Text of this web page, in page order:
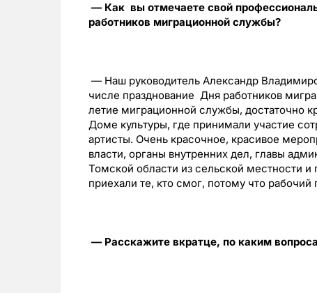
— Как вы отмечаете свой
работников миграционной службы?
— Наш руководитель Александр
числе празднование Дня работников
летие миграционной службы, достаточно
Доме культуры, где принимали участие
артисты. Очень красочное, красивое
власти, органы внутренних дел, главы
Томской области из сельской местности
приехали те, кто смог, потому что рабочий
— Расскажите вкратце, по каким